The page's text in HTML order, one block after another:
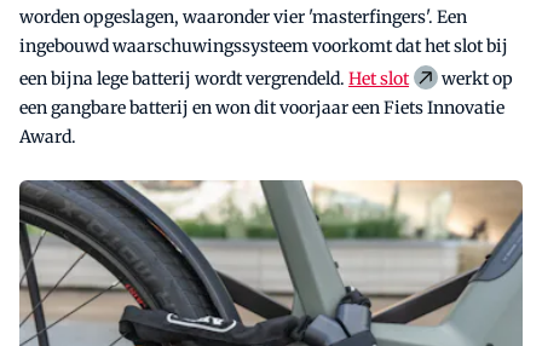
worden opgeslagen, waaronder vier 'masterfingers'. Een
ingebouwd waarschuwingssysteem voorkomt dat het slot bij
een bijna lege batterij wordt vergrendeld. Het slot
werkt op
een gangbare batterij en won dit voorjaar een Fiets Innovatie
Award.